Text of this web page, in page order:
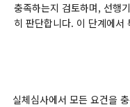
충족하는지 검토하며, 선행
히 판단합니다. 이 단계에서
실체심사에서 모든 요건을